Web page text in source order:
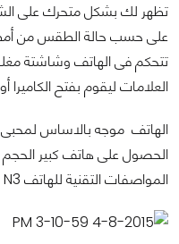
تظهر لك بشكل متحرك على
على حسب حالة الطقس من
تتحكم فى الهاتف وشاشتة
العلامات ليقوم بفتح
الهاتف موجه بالاساس لمحبى
الحصول على هاتف كبير الحجم
المواصفات التقنية للهاتف N3